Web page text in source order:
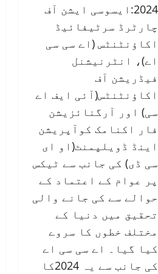
2024:ایسوسی ایشن آف
چارٹرڈ سرٹیفائیڈ
اکاؤنٹنٹس (اے سی سی
اے)، انٹرنیشنل
فیڈریشن آف
اکاؤنٹنٹس(آئی ایف اے
سی) اور آرگنائزیشن
فار اکنامک کوآپریشن
اینڈ ڈویلپمنٹ(او ای
سی ڈی) کی جانب سے ٹیکس
پر عوام کے اعتماد کے
حوالے سے کی جانے والی
تحقیق میں دنیا کے
مختلف خطوں کا سروے
کیا گیا۔ اے سی سی اے
کی جانب سے یہ 2024کا